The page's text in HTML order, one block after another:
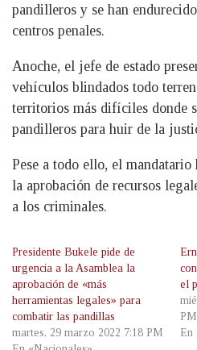
pandilleros y se han
centros penales.
Anoche, el jefe de estado
vehículos blindados todo
territorios más difíciles donde
pandilleros para huir de la
Pese a todo ello, el
la aprobación de recursos
a los criminales.
Presidente Bukele pide de
urgencia a la Asamblea la
aprobación de «más
herramientas legales» para
combatir las pandillas
martes, 29 marzo 2022 7:18 PM
el
PM
En